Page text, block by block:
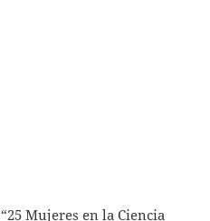
Mujeres en la Ciencia